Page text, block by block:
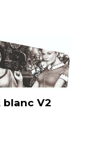
blanc V2